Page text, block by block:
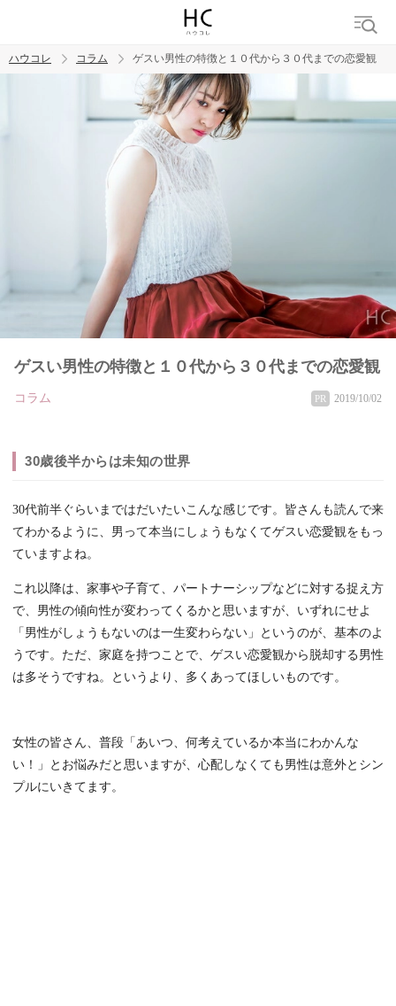
NG行動 彼女
ハウコレ コラム ゲスい男性の特徴と１０代から３０代までの恋愛観
ゲスい男性の特徴と１０代から３０代までの恋愛観
コラム PR 2019/10/02
30歳後半からは未知の世界
30代前半ぐらいまではだいたいこんな感じです。皆さんも読んで来
てわかるように、男って本当にしょうもなくてゲスい恋愛観をもっ
ていますよね。
これ以降は、家事や子育て、パートナーシップなどに対する捉え方
で、男性の傾向性が変わってくるかと思いますが、いずれにせよ
「男性がしょうもないのは一生変わらない」というのが、基本のよ
うです。ただ、家庭を持つことで、ゲスい恋愛観から脱却する男性
は多そうですね。というより、多くあってほしいものです。
女性の皆さん、普段「あいつ、何考えているか本当にわかんな
い！」とお悩みだと思いますが、心配しなくても男性は意外とシン
プルにいきてます。